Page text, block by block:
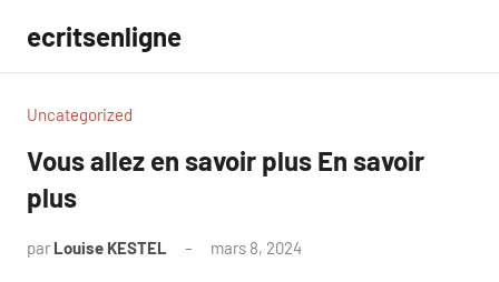
contenu
ecritsenligne
Uncategorized
Vous allez en savoir plus En savoir
plus
par Louise KESTEL mars 8, 2024